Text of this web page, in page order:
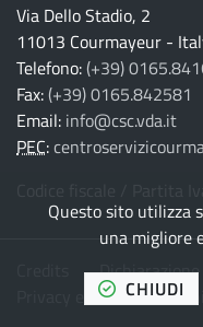
Questo sito utilizza
una migliore
CHIUDI
Via Dello Stadio, 2
11013 Courmayeur -
Telefono:(+39)
Fax:(+39) 0165.842581
Email: info@csc.vda.it
PEC:
Dichiarazione
Privacy e Cookies